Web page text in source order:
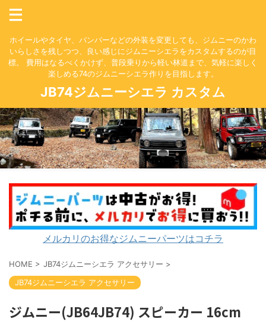
ホイールやタイヤ、バンパーなどの外装を変更しても、ジムニーのかわ
いらしさを残しつつ、良い感じにジムニーシエラをカスタムするのが目
標。 費用はなるべくかけず、普段乗りから軽い林道まで、気軽に楽しく
楽しめる74のジムニーシエラ作りを目指します。
JB74ジムニーシエラ カスタム
メルカリのお得なジムニーパーツはコチラ
HOME > JB74ジムニーシエラ アクセサリー >
JB74ジムニーシエラ アクセサリー
ジムニー(JB64JB74) スピーカー 16cm